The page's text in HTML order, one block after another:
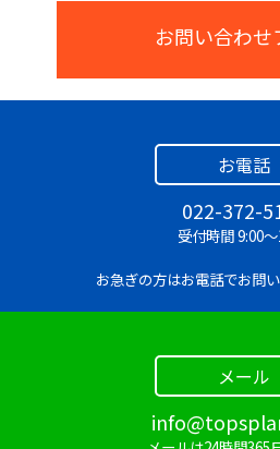
パネルスタンドとポスター
か？
併せてレンタルすることをお
スタンプラリー台は屋外で
使用出来ますが、雨でぬれ
幅(W)1,800mm×奥
お問い合わせ
お電話
022-372-
受付時間 9:00
お急ぎの方はお電話でお問
メール